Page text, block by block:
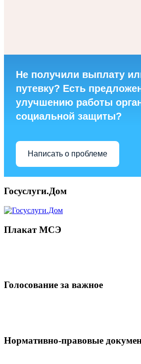
Не получили выплату
путевку? Есть
улучшению работы
социальной защиты?
Написать о проблеме
Госуслуги.Дом
Плакат МСЭ
Голосование за важное
Нормативно-правовые